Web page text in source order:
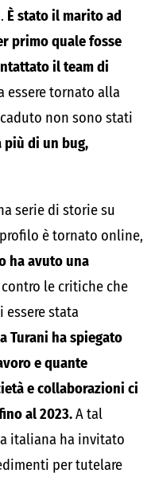
È stato il marito ad
primo quale fosse
il team di
essere tornato alla
non sono stati
più di un bug,
serie di storie su
è tornato online,
ha avuto una
le critiche che
essere stata
Turani ha spiegato
e quante
e collaborazioni ci
al 2023.A tal
italiana ha invitato
per tutelare